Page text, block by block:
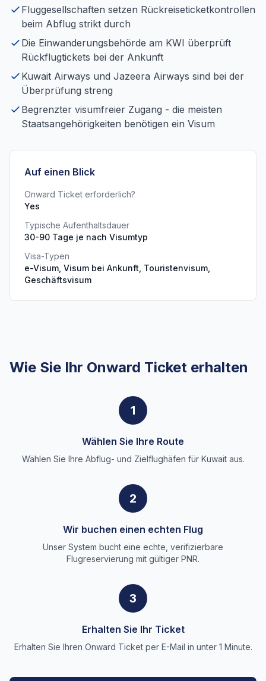
Fluggesellschaften setzen Rückreiseticketkontrollen
beim Abflug strikt durch
Die Einwanderungsbehörde am KWI überprüft
Rückflugtickets bei der Ankunft
Kuwait Airways und Jazeera Airways sind bei der
Überprüfung streng
Begrenzter visumfreier Zugang - die meisten
Staatsangehörigkeiten benötigen ein Visum
Auf einen Blick
Onward Ticket erforderlich?
Yes
Typische Aufenthaltsdauer
30-90 Tage je nach Visumtyp
Visa-Typen
e-Visum, Visum bei Ankunft, Touristenvisum,
Geschäftsvisum
Wie Sie Ihr Onward Ticket erhalten
1
Wählen Sie Ihre Route
Wählen Sie Ihre Abflug- und Zielflughäfen für Kuwait aus.
2
Wir buchen einen echten Flug
Unser System bucht eine echte, verifizierbare
Flugreservierung mit gültiger PNR.
3
Erhalten Sie Ihr Ticket
Erhalten Sie Ihren Onward Ticket per E-Mail in unter 1 Minute.